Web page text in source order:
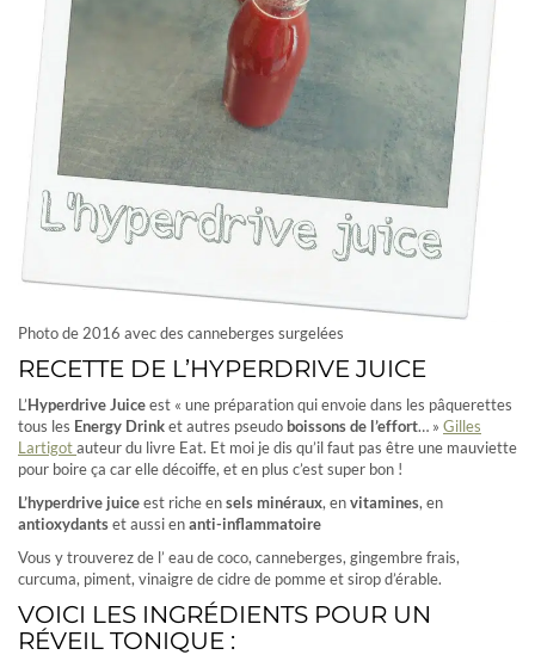
Photo de 2016 avec des canneberges surgelées
RECETTE DE L’HYPERDRIVE JUICE
L’Hyperdrive Juiceest « une préparation qui envoie dans les pâquerettes
tous les Energy Drinket autres pseudo boissons de l’effort… » Gilles
Lartigotauteur du livre Eat. Et moi je dis qu’il faut pas être une mauviette
pour boire ça car elle décoiffe, et en plus c’est super bon !
L’hyperdrive juiceest riche ensels minéraux, envitamines, en
antioxydantset aussi enanti-inflammatoire
Vous y trouverez de l’ eau de coco, canneberges, gingembre frais,
curcuma, piment, vinaigre de cidre de pomme et sirop d’érable.
VOICI LES INGRÉDIENTS POUR UN
RÉVEIL TONIQUE :